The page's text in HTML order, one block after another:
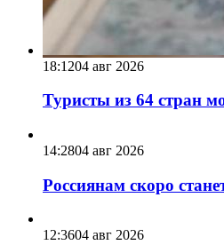
18:1204 авг 2026
Туристы из 64 стран
14:2804 авг 2026
Россиянам скоро
12:3604 авг 2026